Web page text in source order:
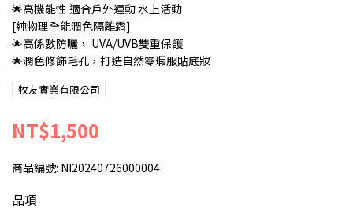
🌟高機能性 適合戶外運動 水上活動
[純物理全能潤色隔離霜]
🌟高係數防曬， UVA/UVB雙重保護
🌟潤色修飾毛孔，打造自然零瑕服貼底妝
牧友實業有限公司
NT$1,500
商品編號: NI20240726000004
品項